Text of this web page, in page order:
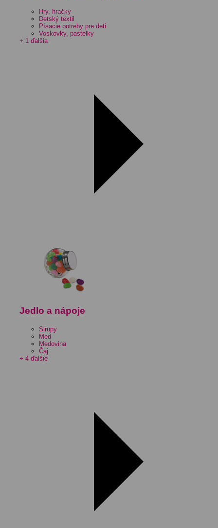
Hry, hračky
Detský textil
Písacie potreby pre deti
Voskovky, pastelky
+ 1 ďalšia
Jedlo a nápoje
Sirupy
Med
Medovina
Čaj
+ 4 ďalšie